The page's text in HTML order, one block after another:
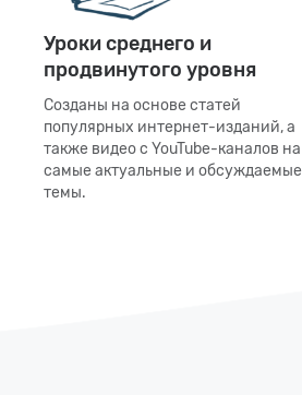
Уроки среднего и
продвинутого уровня
Созданы на основе статей
популярных интернет-изданий, а
также видео с YouTube-каналов на
самые актуальные и обсуждаемые
темы.